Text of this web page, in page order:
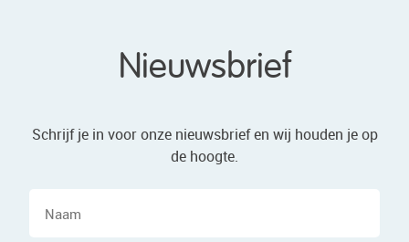
Nieuwsbrief
Schrijf je in voor onze nieuwsbrief en wij houden je op
de hoogte.